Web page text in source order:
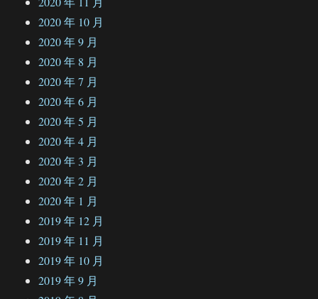
2020 年 10 月
2020 年 9 月
2020 年 8 月
2020 年 7 月
2020 年 6 月
2020 年 5 月
2020 年 4 月
2020 年 3 月
2020 年 2 月
2020 年 1 月
2019 年 12 月
2019 年 11 月
2019 年 10 月
2019 年 9 月